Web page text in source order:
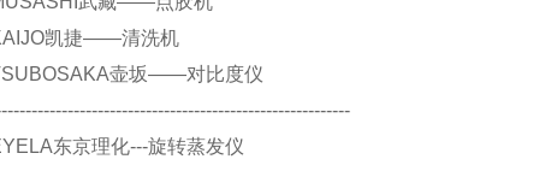
凯捷——清洗机
壶坂——对比度仪
东京理化---旋转蒸发仪